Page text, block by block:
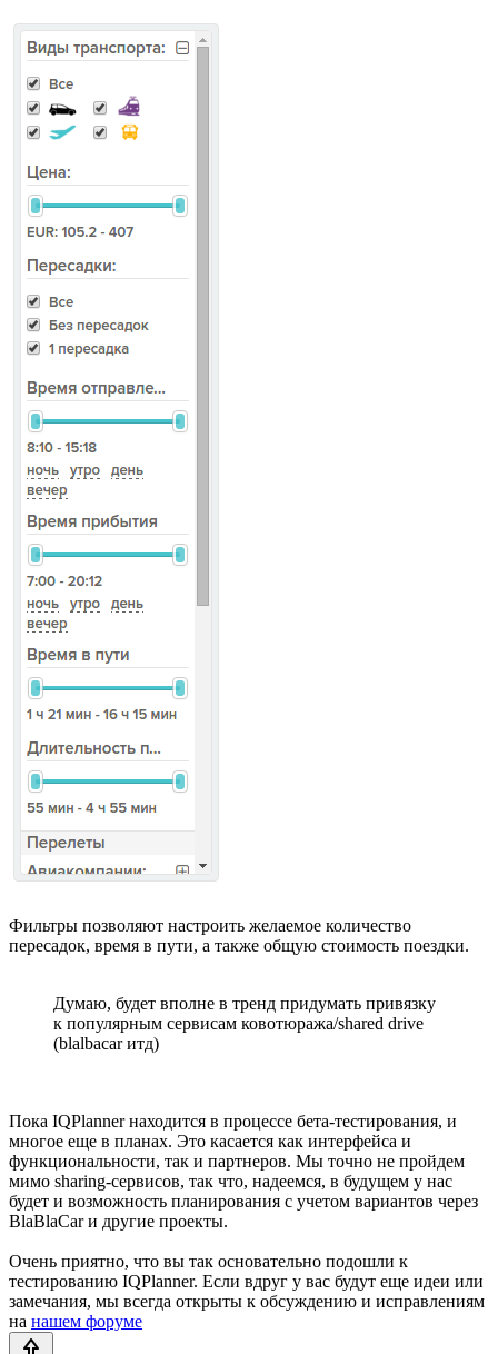
Фильтры позволяют настроить желаемое количество
пересадок, время в пути, а также общую стоимость поездки.
Думаю, будет вполне в тренд придумать привязку
к популярным сервисам ковотюража/shared drive
(blalbacar итд)
Пока IQPlanner находится в процессе бета-тестирования, и
многое еще в планах. Это касается как интерфейса и
функциональности, так и партнеров. Мы точно не пройдем
мимо sharing-сервисов, так что, надеемся, в будущем у нас
будет и возможность планирования с учетом вариантов через
BlaBlaCar и другие проекты.
Очень приятно, что вы так основательно подошли к
тестированию IQPlanner. Если вдруг у вас будут еще идеи или
замечания, мы всегда открыты к обсуждению и исправлениям
на нашем форуме